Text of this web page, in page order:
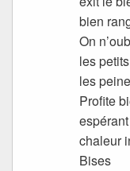
bien
On
les
les
Profite
chaleur
Bises